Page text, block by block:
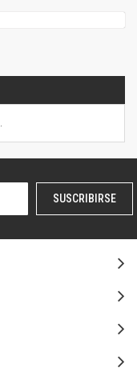
SUSCRIBIRSE